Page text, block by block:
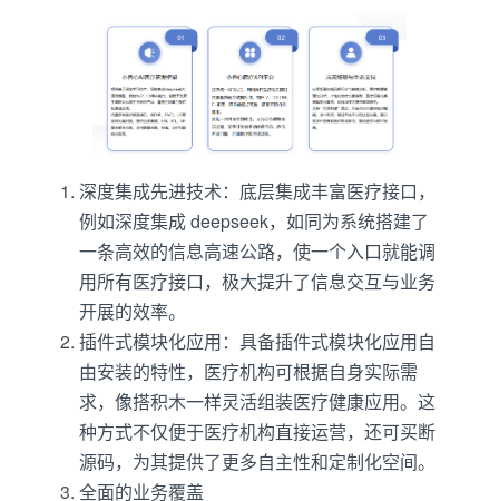
深度集成先进技术：底层集成丰富医疗接口，
例如深度集成 deepseek，如同为系统搭建了
一条高效的信息高速公路，使一个入口就能调
用所有医疗接口，极大提升了信息交互与业务
开展的效率。
插件式模块化应用：具备插件式模块化应用自
由安装的特性，医疗机构可根据自身实际需
求，像搭积木一样灵活组装医疗健康应用。这
种方式不仅便于医疗机构直接运营，还可买断
源码，为其提供了更多自主性和定制化空间。
全面的业务覆盖